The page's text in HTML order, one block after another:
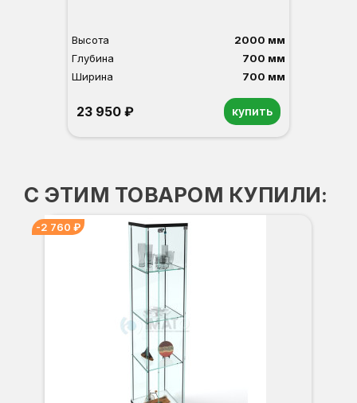
Высота
2000 мм
Глубина
700 мм
Ширина
700 мм
23 950 ₽ купить
С ЭТИМ ТОВАРОМ КУПИЛИ:
-2 760 ₽